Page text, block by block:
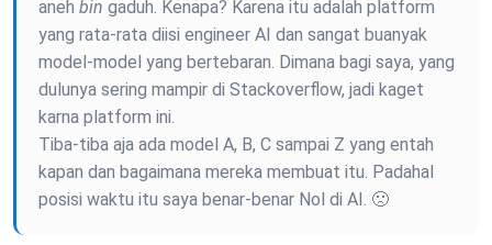
aneh bin gaduh. Kenapa? Karena itu adalah platform
yang rata-rata diisi engineer AI dan sangat buanyak
model-model yang bertebaran. Dimana bagi saya, yang
dulunya sering mampir di Stackoverflow, jadi kaget
karna platform ini.
Tiba-tiba aja ada model A, B, C sampai Z yang entah
kapan dan bagaimana mereka membuat itu. Padahal
posisi waktu itu saya benar-benar Nol di AI. 🙁